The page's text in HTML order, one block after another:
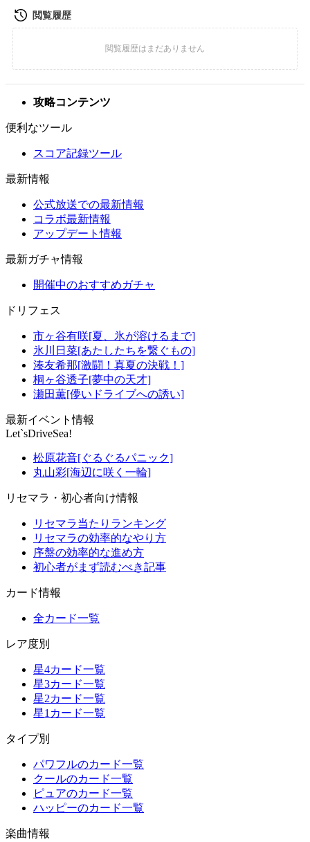
攻略コンテンツ
便利なツール
スコア記録ツール
最新情報
公式放送での最新情報
コラボ最新情報
アップデート情報
最新ガチャ情報
開催中のおすすめガチャ
ドリフェス
市ヶ谷有咲[夏、氷が溶けるまで]
氷川日菜[あたしたちを繋ぐもの]
湊友希那[激闘！真夏の決戦！]
桐ヶ谷透子[夢中の天才]
瀬田薫[儚いドライブへの誘い]
最新イベント情報
Let`sDriveSea!
松原花音[ぐるぐるパニック]
丸山彩[海辺に咲く一輪]
リセマラ・初心者向け情報
リセマラ当たりランキング
リセマラの効率的なやり方
序盤の効率的な進め方
初心者がまず読むべき記事
カード情報
全カード一覧
レア度別
星4カード一覧
星3カード一覧
星2カード一覧
星1カード一覧
タイプ別
パワフルのカード一覧
クールのカード一覧
ピュアのカード一覧
ハッピーのカード一覧
楽曲情報